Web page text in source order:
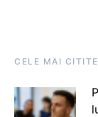
CELE MAI